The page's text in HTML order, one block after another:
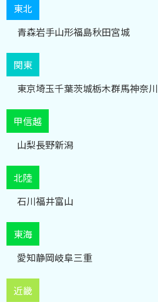
東北
青森岩手山形福島秋田宮城
関東
東京埼玉千葉茨城栃木群馬神奈川
甲信越
山梨長野新潟
北陸
石川福井富山
東海
愛知静岡岐阜三重
近畿